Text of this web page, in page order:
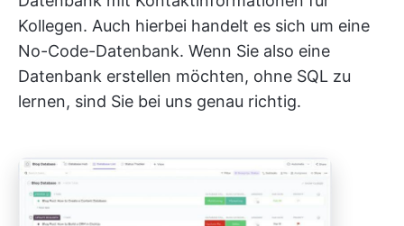
Kollegen. Auch hierbei handelt es sich um eine
No-Code-Datenbank. Wenn Sie also eine
Datenbank erstellen möchten, ohne SQL zu
lernen, sind Sie bei uns genau richtig.